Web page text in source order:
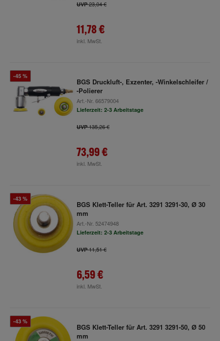
UVP23,04 €
11,78 €
inkl. MwSt.
-45 %
BGS Druckluft-, Exzenter, -Winkelschleifer /
-Polierer
Art.-Nr. 66579004
Lieferzeit: 2-3 Arbeitstage
UVP135,26 €
73,99 €
inkl. MwSt.
-43 %
BGS Klett-Teller für Art. 3291 3291-30, Ø 30
mm
Art.-Nr. 52474948
Lieferzeit: 2-3 Arbeitstage
UVP11,51 €
6,59 €
inkl. MwSt.
-43 %
BGS Klett-Teller für Art. 3291 3291-50, Ø 50
mm